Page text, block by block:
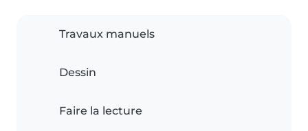
Travaux manuels
Dessin
Faire la lecture